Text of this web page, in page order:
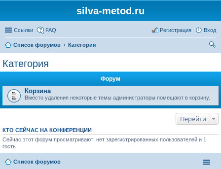
silva-metod.ru
Ссылки FAQ Вход
Регистрация
Список форумов
Категория
Категория
Форум
Корзина
Вместо удаления некоторые темы администраторы помещают в корзину.
Перейти
КТО СЕЙЧАС НА КОНФЕРЕНЦИИ
Сейчас этот форум просматривают: нет зарегистрированных пользователей и 1
гость
Список форумов